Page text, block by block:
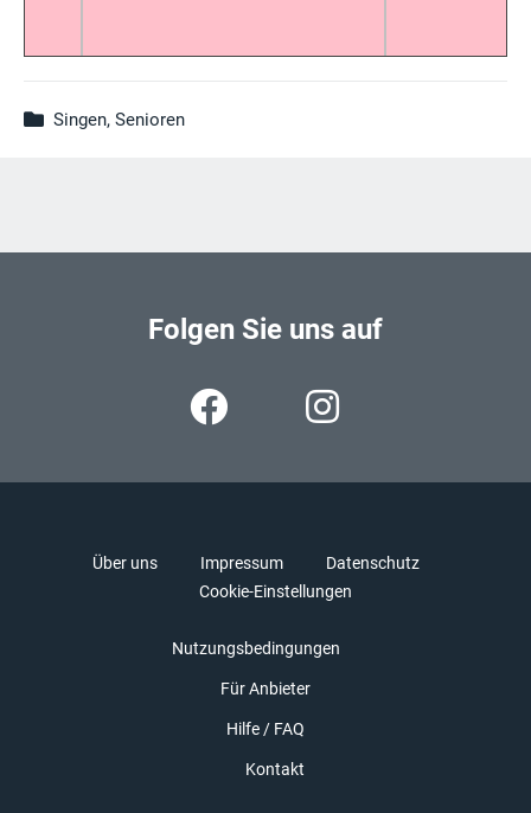
Singen, Senioren
Folgen Sie uns auf
Über uns Impressum
Datenschutz
Cookie-Einstellungen
Nutzungsbedingungen
Für Anbieter
Hilfe / FAQ
Kontakt